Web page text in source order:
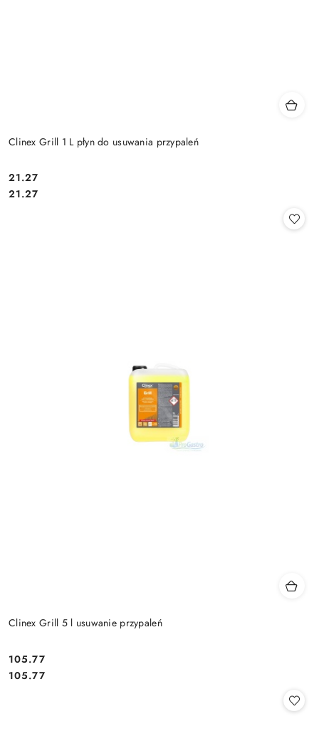
Clinex Grill 1 L płyn do usuwania przypaleń
Cena:
21.27
Cena:
21.27
Clinex Grill 5 l usuwanie przypaleń
Cena:
105.77
Cena:
105.77